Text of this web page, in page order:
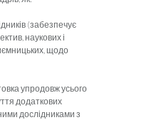
(забезпечує
наукових і
щодо
упродовж усього
додаткових
дослідниками з